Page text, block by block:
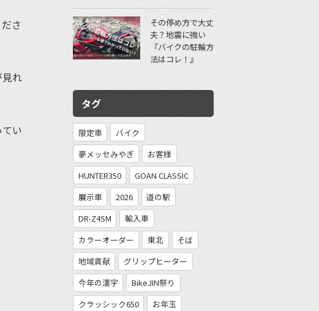
さ
れ
い
その停め方で大丈
夫？地震に強い
『バイクの駐輪方
法はコレ！』
タグ
限定車
バイク
夢メッセみやぎ
お客様
HUNTER350
GOAN CLASSIC
展示車
2026
道の駅
DR-Z4SM
輸入車
カラーオーダー
東北
そば
地域貢献
グリップヒーター
今年の漢字
BikeJIN祭り
クラッシック650
お年玉